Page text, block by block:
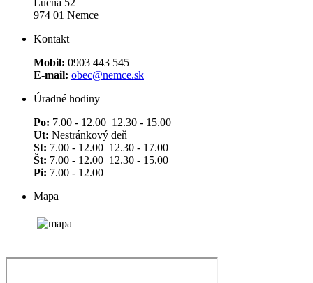
Lúčna 52
974 01 Nemce
Kontakt
Mobil: 0903 443 545
E-mail: obec@nemce.sk
Úradné hodiny
Po: 7.00 - 12.00 12.30 - 15.00
Ut: Nestránkový deň
St: 7.00 - 12.00 12.30 - 17.00
Št: 7.00 - 12.00 12.30 - 15.00
Pi: 7.00 - 12.00
Mapa